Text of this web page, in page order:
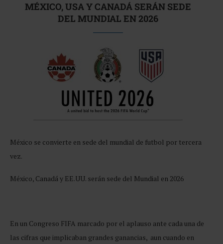
MÉXICO, USA Y CANADÁ SERÁN SEDE
DEL MUNDIAL EN 2026
México se convierte en sede del mundial de futbol por tercera
vez.
México, Canadá y EE.UU. serán sede del Mundial en 2026
En un Congreso FIFA marcado por el aplauso ante cada una de
las cifras que implicaban grandes ganancias, aun cuando en